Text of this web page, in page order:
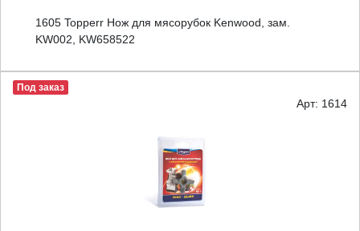
1605 Topperr Нож для мясорубок Kenwood, зам.
KW002, KW658522
Под заказ
Арт: 1614